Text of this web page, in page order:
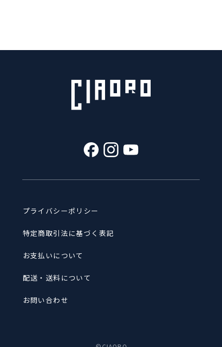
プライバシーポリシー
特定商取引法に基づく表記
お支払いについて
配送・送料について
お問い合わせ